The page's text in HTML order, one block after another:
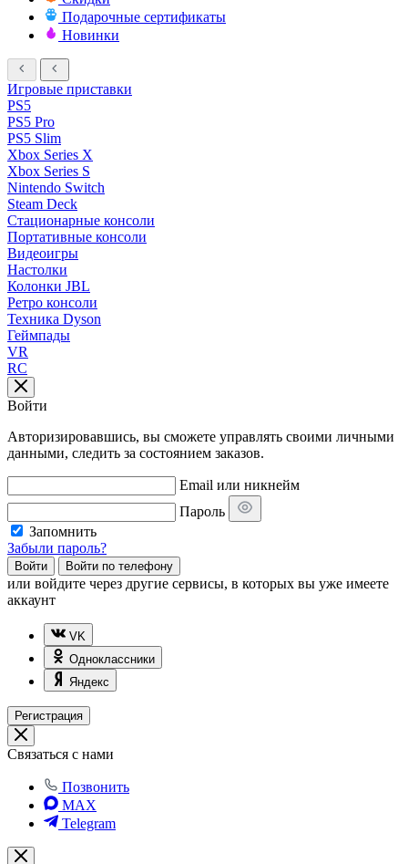
Подарочные сертификаты
Новинки
Игровые приставки
PS5
PS5 Pro
PS5 Slim
Xbox Series X
Xbox Series S
Nintendo Switch
Steam Deck
Стационарные консоли
Портативные консоли
Видеоигры
Настолки
Колонки JBL
Ретро консоли
Техника Dyson
Геймпады
VR
RC
Войти
Авторизировавшись, вы сможете управлять своими личными
данными, следить за состоянием заказов.
Email или никнейм
Пароль
Запомнить
Забыли пароль?
Войти Войти по телефону
или войдите через другие сервисы, в которых вы уже имеете
аккаунт
VK
Одноклассники
Яндекс
Регистрация
Связаться с нами
Позвонить
MAX
Telegram